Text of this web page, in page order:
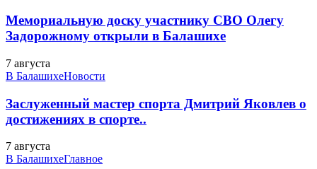
Мемориальную доску участнику СВО Олегу
Задорожному открыли в Балашихе
7 августа
В БалашихеНовости
Заслуженный мастер спорта Дмитрий Яковлев о
достижениях в спорте..
7 августа
В БалашихеГлавное